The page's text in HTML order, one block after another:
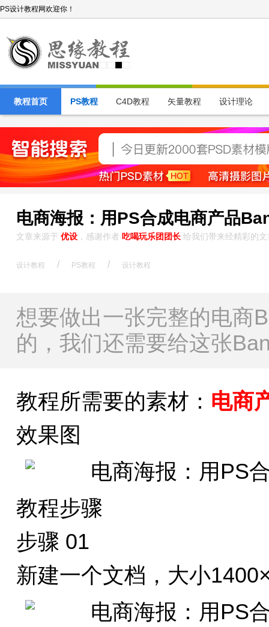
PS设计教程网欢迎你！
教程首页 PS教程 C4D教程 矢量教程 设计理论
电商海报：用PS合成电商产品
文章来源于 优设 ，感谢作者 吃喝玩乐团团长 给我们带来经精彩的文
设计教程 / PS教程 / 设计教程
想要做出一张完整的电商
的，我们还需要给这张
教程所需要的素材： 电商
效果图
教程步骤
步骤 01
新建一个文档，大小